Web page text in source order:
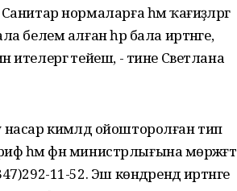
нормаларға һәм ҡағиҙәләргә
алған һәр бала иртәнге, ә
тейеш, - тине Светлана
насар кимәлдә ойошторолған тип
һәм фән министрлығына мөрәжәғәт
11-52. Эш көндәрендә иртәнге